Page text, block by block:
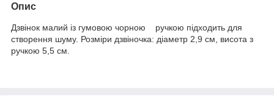
Опис
Дзвінок малий із гумовою чорною ручкою підходить для
створення шуму. Розміри дзвіночка: діаметр 2,9 см, висота з
ручкою 5,5 см.